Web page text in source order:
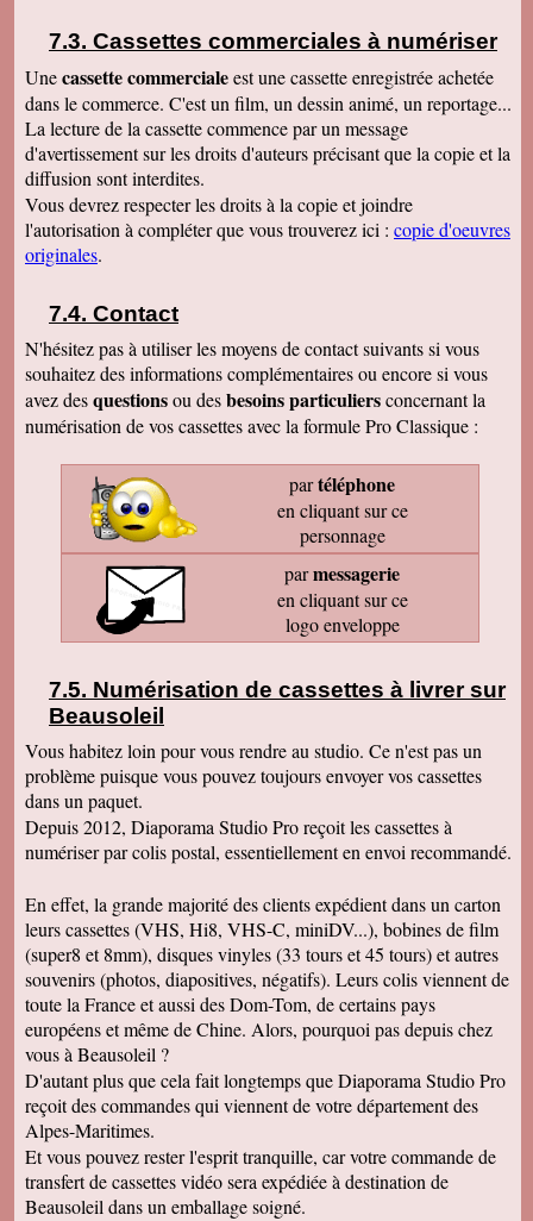
Cassettes commerciales à numériser
Unecassette commercialeest une cassette enregistrée achetée
dans le commerce. C'est un film, un dessin animé, un reportage...
La lecture de la cassette commence par un message
d'avertissement sur les droits d'auteurs précisant que la copie et la
diffusion sont interdites.
Vous devrez respecter les droits à la copie et joindre
l'autorisation à compléter que vous trouverez ici : copie d'oeuvres
originales.
Contact
N'hésitez pas à utiliser les moyens de contact suivants si vous
souhaitez des informations complémentaires ou encore si vous
avez desquestionsou desbesoins particuliersconcernant la
numérisation de vos cassettes avec la formule Pro Classique :
partéléphone
en cliquant sur ce
personnage
parmessagerie
en cliquant sur ce
logo enveloppe
Numérisation de cassettes à livrer sur
Beausoleil
Vous habitez loin pour vous rendre au studio. Ce n'est pas un
problème puisque vous pouvez toujours envoyer vos cassettes
dans un paquet.
Depuis 2012, Diaporama Studio Pro reçoit les cassettes à
numériser par colis postal, essentiellement en envoi recommandé.
En effet, la grande majorité des clients expédient dans un carton
leurs cassettes (VHS, Hi8, VHS-C, miniDV...), bobines de film
(super8 et 8mm), disques vinyles (33 tours et 45 tours) et autres
souvenirs (photos, diapositives, négatifs). Leurs colis viennent de
toute la France et aussi des Dom-Tom, de certains pays
européens et même de Chine. Alors, pourquoi pas depuis chez
vous à Beausoleil ?
D'autant plus que cela fait longtemps que Diaporama Studio Pro
reçoit des commandes qui viennent de votre département des
Alpes-Maritimes.
Et vous pouvez rester l'esprit tranquille, car votre commande de
transfert de cassettes vidéo sera expédiée à destination de
Beausoleil dans un emballage soigné.